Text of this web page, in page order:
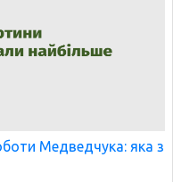
Медведчука: яка з